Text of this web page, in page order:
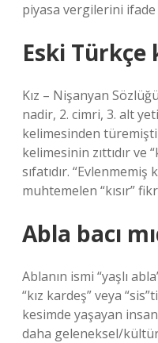
piyasa vergilerini ifade
Eski Türkçe
Kız – Nişanyan
nadir, 2. cimri, 3. alt
kelimesinden
kelimesinin zıttıdır ve
sıfatıdır. “Evlenmemiş
muhtemelen “kısır”
Abla bacı
Ablanın ismi “yaşlı
“kız kardeş” veya
kesimde yaşayan
daha geleneksel/